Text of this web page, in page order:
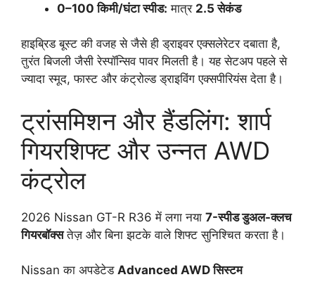
0–100 किमी/घंटा स्पीड: मात्र 2.5 सेकंड
हाइब्रिड बूस्ट की वजह से जैसे ही ड्राइवर एक्सलेरेटर दबाता है,
तुरंत बिजली जैसी रेस्पॉन्सिव पावर मिलती है। यह सेटअप पहले से
ज्यादा स्मूद, फास्ट और कंट्रोल्ड ड्राइविंग एक्सपीरियंस देता है।
ट्रांसमिशन और हैंडलिंग: शार्प
गियरशिफ्ट और उन्नत AWD
कंट्रोल
2026 Nissan GT-R R36 में लगा नया 7-स्पीड डुअल-क्लच
गियरबॉक्सतेज़ और बिना झटके वाले शिफ्ट सुनिश्चित करता है।
Nissan का अपडेटेड Advanced AWD सिस्टम